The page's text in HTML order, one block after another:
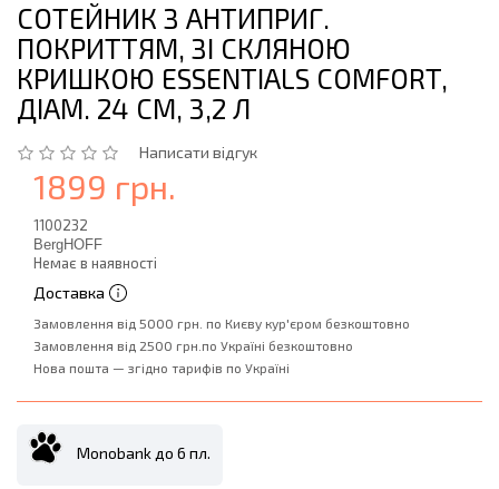
СОТЕЙНИК З АНТИПРИГ.
ПОКРИТТЯМ, ЗІ СКЛЯНОЮ
КРИШКОЮ ESSENTIALS COMFORT,
ДІАМ. 24 СМ, 3,2 Л
Написати відгук
1899 грн.
1100232
BergHOFF
Немає в наявності
Доставка
Замовлення від 5000 грн. по Києву кур'єром безкоштовно
Замовлення від 2500 грн.по Україні безкоштовно
Нова пошта — згідно тарифів по Україні
Monobank до 6 пл.